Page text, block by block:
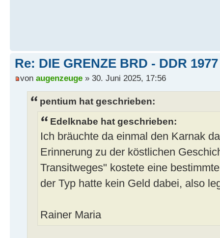
Re: DIE GRENZE BRD - DDR
von augenzeuge » 30. Juni 2025, 17:56
pentium hat geschrieben:
Edelknabe hat geschrieben:
Ich bräuchte da einmal den Karnak
Erinnerung zu der köstlichen
Transitweges" kostete eine
der Typ hatte kein Geld dabei, also
Rainer Maria